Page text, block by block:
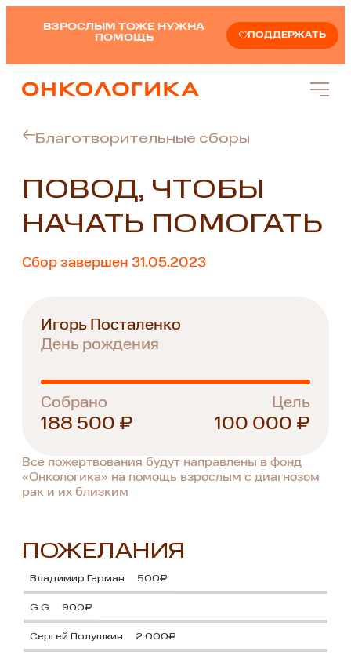
ВЗРОСЛЫМ ТОЖЕ НУЖНА
ПОМОЩЬ
ПОДДЕРЖАТЬ
Благотворительные сборы
ПОВОД, ЧТОБЫ
НАЧАТЬ ПОМОГАТЬ
Сбор завершен 31.05.2023
Игорь Посталенко
День рождения
Собрано
188 500 ₽
Цель
100 000 ₽
Все пожертвования будут направлены в фонд
«Онкологика» на помощь взрослым с диагнозом
рак и их близким
ПОЖЕЛАНИЯ
Владимир Герман 500₽
G G 900₽
Сергей Полушкин 2 000₽